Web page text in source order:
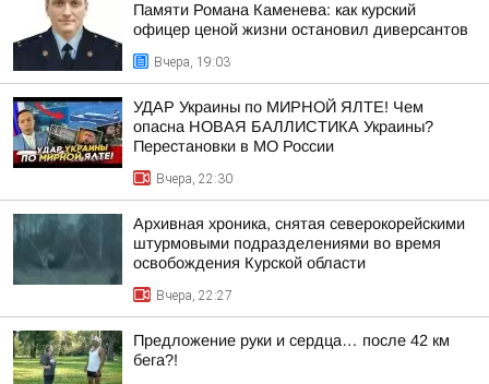
Памяти Романа Каменева: как курский
офицер ценой жизни остановил диверсантов
Вчера, 19:03
УДАР Украины по МИРНОЙ ЯЛТЕ! Чем
опасна НОВАЯ БАЛЛИСТИКА Украины?
Перестановки в МО России
Вчера, 22:30
Архивная хроника, снятая северокорейскими
штурмовыми подразделениями во время
освобождения Курской области
Вчера, 22:27
Предложение руки и сердца… после 42 км
бега?!